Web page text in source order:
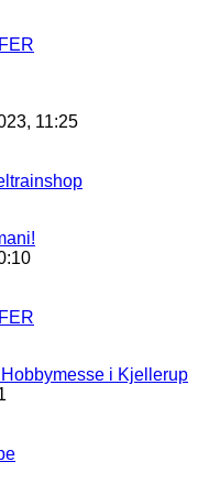
11:25
i Kjellerup